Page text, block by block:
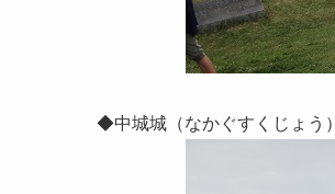
◆中城城（なかぐすくじょう）